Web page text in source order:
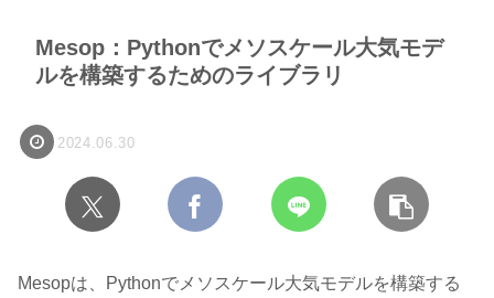
Mesop：Pythonでメソスケール大気モデ
ルを構築するためのライブラリ
2024.06.30
Mesopは、Pythonでメソスケール大気モデルを構築する